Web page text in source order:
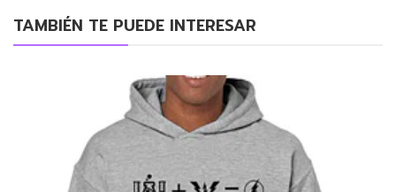
TAMBIÉN TE PUEDE INTERESAR